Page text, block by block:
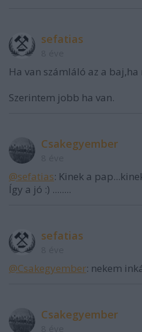
sefatias
Ha van számláló az a baj,ha
Szerintem jobb ha van.
Csakegyember
@sefatias: Kinek a
Így a jó :) ........
sefatias
@Csakegyember: nekem
Csakegyember